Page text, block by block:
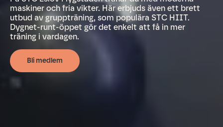
maskiner och fria vikter. Här erbjuds även ett brett
utbud av gruppträning, som populära STC HIIT.
Dygnet-runt-öppet gör det enkelt att få in mer
träning i vardagen.
Bli medlem